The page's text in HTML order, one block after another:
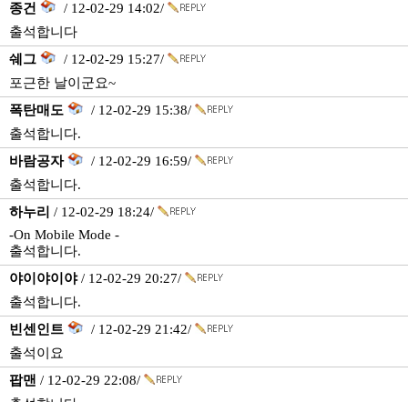
종건
/ 12-02-29 14:02/
출석합니다
쉐그
/ 12-02-29 15:27/
포근한 날이군요~
폭탄매도
/ 12-02-29 15:38/
출석합니다.
바람공자
/ 12-02-29 16:59/
출석합니다.
하누리 / 12-02-29 18:24/
-On Mobile Mode -
출석합니다.
야이야이야/ 12-02-29 20:27/
출석합니다.
빈센인트
/ 12-02-29 21:42/
출석이요
팝맨 / 12-02-29 22:08/